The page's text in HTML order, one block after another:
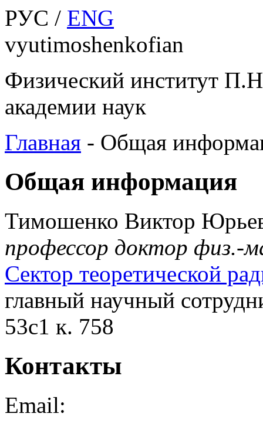
РУС / ENG
vyutimoshenkofian
Физический институт
академии наук
Главная - Общая
Общая информация
Тимошенко Виктор
профессор доктор физ.-
Сектор теоретической
главный научный
53с1 к. 758
Контакты
Email: